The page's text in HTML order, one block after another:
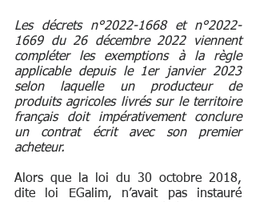
Les décrets n°2022-1668 et n°2022-
1669 du 26 décembre 2022 viennent
compléter les exemptions à la règle
applicable depuis le 1er janvier 2023
selon laquelle un producteur de
produits agricoles livrés sur le territoire
français doit impérativement conclure
un contrat écrit avec son premier
acheteur.
Alors que la loi du 30 octobre 2018,
dite loi EGalim, n’avait pas instauré